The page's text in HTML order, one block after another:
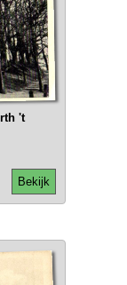
't
Bekijk